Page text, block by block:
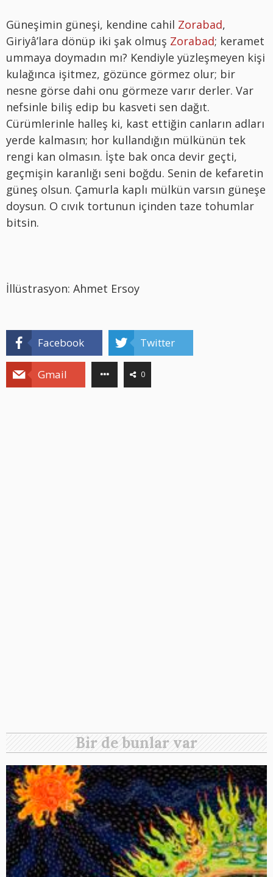
Güneşimin güneşi, kendine cahil Zorabad,
Giriyâ’lara dönüp iki şak olmuş Zorabad; keramet
ummaya doymadın mı? Kendiyle yüzleşmeyen kişi
kulağınca işitmez, gözünce görmez olur; bir
nesne görse dahi onu görmeze varır derler. Var
nefsinle biliş edip bu kasveti sen dağıt.
Cürümlerinle halleş ki, kast ettiğin canların adları
yerde kalmasın; hor kullandığın mülkünün tek
rengi kan olmasın. İşte bak onca devir geçti,
geçmişin karanlığı seni boğdu. Senin de kefaretin
güneş olsun. Çamurla kaplı mülkün varsın güneşe
doysun. O cıvık tortunun içinden taze tohumlar
bitsin.
İllüstrasyon: Ahmet Ersoy
Facebook Twitter
Gmail 0
Bir de bunlar var